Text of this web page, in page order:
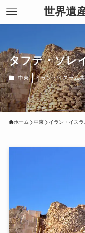
世界遺
タフテ・ソレ
中東 イラン・イスラム
ホーム 中東 イラン・イスラ